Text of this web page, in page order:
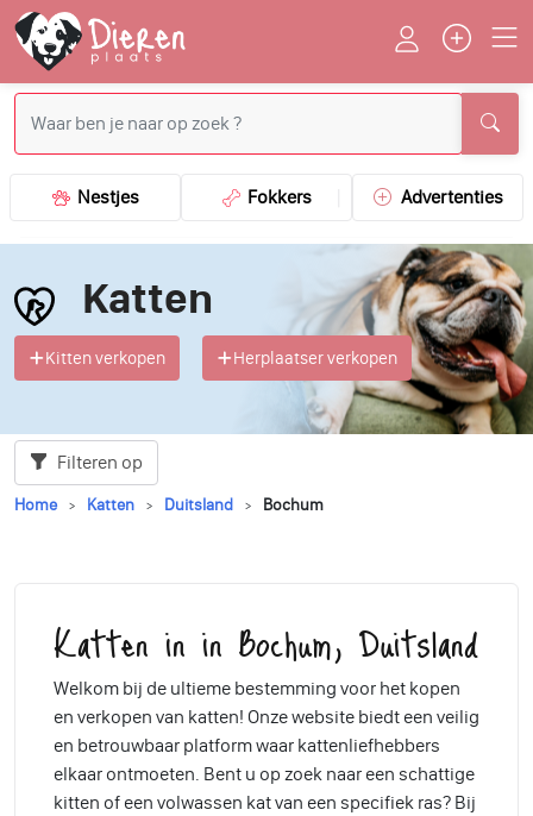
Nestjes Fokkers Advertenties
Katten
Kitten verkopen Herplaatser verkopen
Filteren op
Home Katten Duitsland Bochum
Katten in in Bochum, Duitsland
Welkom bij de ultieme bestemming voor het kopen
en verkopen van katten! Onze website biedt een veilig
en betrouwbaar platform waar kattenliefhebbers
elkaar ontmoeten. Bent u op zoek naar een schattige
kitten of een volwassen kat van een specifiek ras? Bij